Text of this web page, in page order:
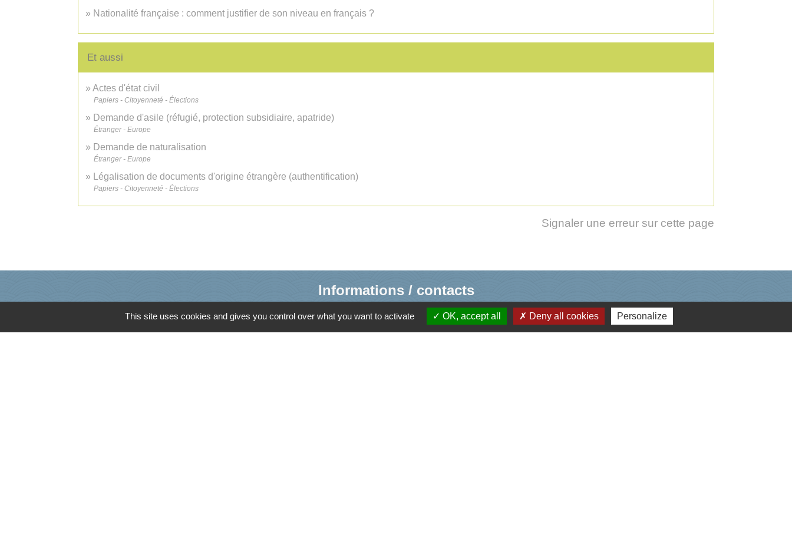
Nationalité française : comment justifier de son niveau en français ?
Et aussi
Actes d'état civil
Papiers - Citoyenneté - Élections
Demande d'asile (réfugié, protection subsidiaire, apatride)
Étranger - Europe
Demande de naturalisation
Étranger - Europe
Légalisation de documents d'origine étrangère (authentification)
Papiers - Citoyenneté - Élections
Signaler une erreur sur cette page
Informations / contacts
Mairie de Cusy
330, Montée du chef lieu
This site uses cookies and gives you control over what you want to activate OK, accept all Deny all cookies Personalize